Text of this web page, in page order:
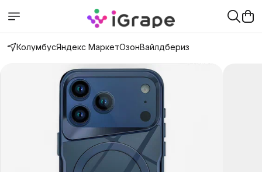
КолумбусЯндекс МаркетОзонВайлдбериз